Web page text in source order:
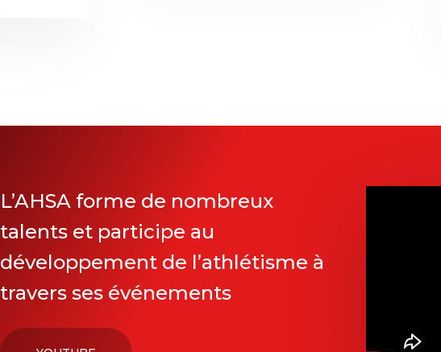
L’AHSA forme de nombreux
talents et participe au
développement de l’athlétisme à
travers ses événements